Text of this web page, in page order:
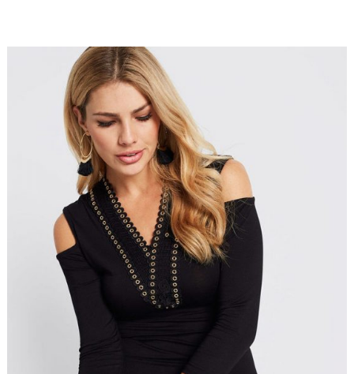
Bluzki
damskie,
Bluzki długi
rękaw,
zzbopx